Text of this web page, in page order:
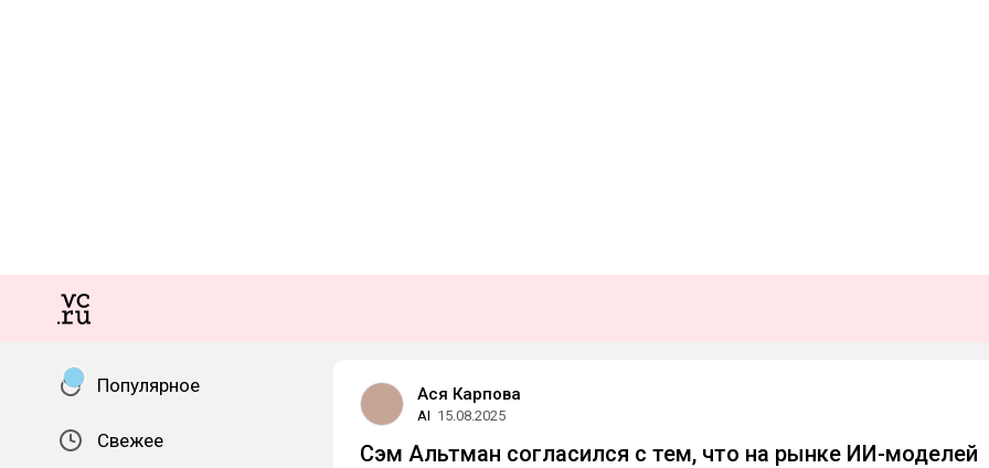
Популярное
Свежее
Ася Карпова
AI 15.08.2025
Сэм Альтман согласился с тем, что на рынке ИИ-моделей